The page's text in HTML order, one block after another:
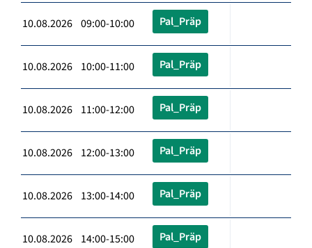
10.08.2026 09:00-10:00 Pal_Präp
10.08.2026 10:00-11:00 Pal_Präp
10.08.2026 11:00-12:00 Pal_Präp
10.08.2026 12:00-13:00 Pal_Präp
10.08.2026 13:00-14:00 Pal_Präp
10.08.2026 14:00-15:00 Pal_Präp